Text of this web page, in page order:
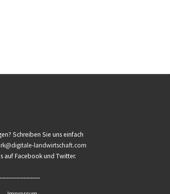
Schreiben Sie uns einfach
landwirtschaft.com
auf Facebook und Twitter.